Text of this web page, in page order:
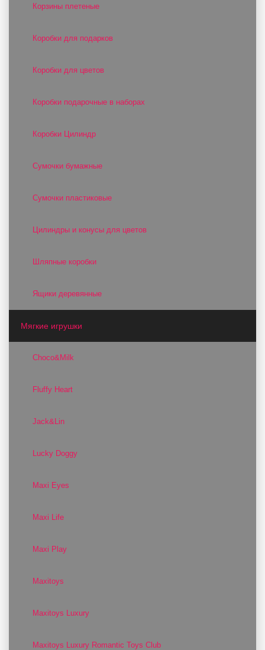
Корзины плетеные
Коробки для подарков
Коробки для цветов
Коробки подарочные в наборах
Коробки Цилиндр
Сумочки бумажные
Сумочки пластиковые
Цилиндры и конусы для цветов
Шляпные коробки
Ящики деревянные
Мягкие игрушки
Choco&Milk
Fluffy Heart
Jack&Lin
Lucky Doggy
Maxi Eyes
Maxi Life
Maxi Play
Maxitoys
Maxitoys Luxury
Maxitoys Luxury Romantic Toys Club